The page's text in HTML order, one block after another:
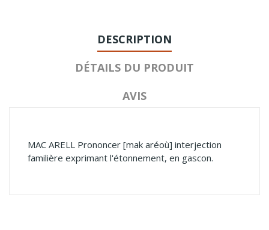
DESCRIPTION
DÉTAILS DU PRODUIT
AVIS
MAC ARELL Prononcer [mak aréoù] interjection
familière exprimant l'étonnement, en gascon.